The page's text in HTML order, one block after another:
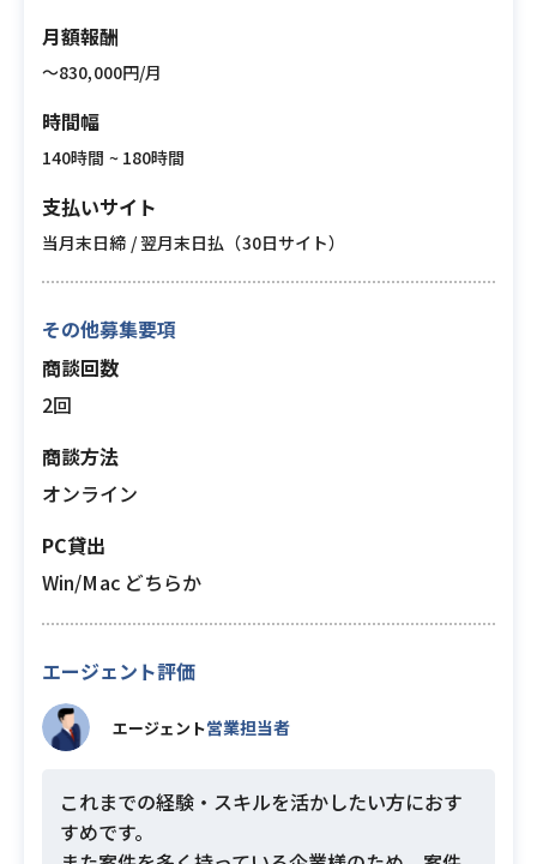
月額報酬
〜830,000円/月
時間幅
140時間 ~ 180時間
支払いサイト
当月末日締 / 翌月末日払（30日サイト）
その他募集要項
商談回数
2回
商談方法
オンライン
PC貸出
Win/Mac どちらか
エージェント評価
エージェント営業担当者
これまでの経験・スキルを活かしたい方におす
すめです。